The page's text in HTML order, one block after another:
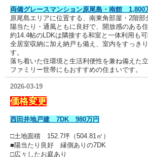
両備グレースマンション原尾島・南館 1,800
原尾島エリアに位置する、南東角部屋・2階部
陽当たり・通風ともに良好で、開放感のある
約14.4帖のLDKは隣接する和室と一体利用も可
全居室収納に加え納戸も備え、室内をすっき
す。
落ち着いた住環境と生活利便性を兼ね備えた立
ファミリー世帯にもおすすめの住まいです。
2026-03-19
価格変更
西田井地戸建 7DK 980万円
□土地面積 152.7坪（504.81㎡）
■陽当たり良好 縁側ありの7DK
□広々したお庭あり